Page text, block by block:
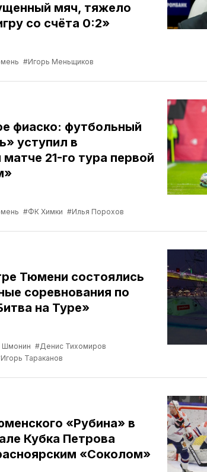
мяч, тяжело
со счёта 0:2»
#Игорь Меньщиков
фиаско: футбольный
уступил в
21-го тура первой
#ФК Химки #Илья Порохов
Тюмени состоялись
соревнования по
на Туре»
Шмонин #Денис Тихомиров
Тараканов
«Рубина» в
Кубка Петрова
«Соколом»